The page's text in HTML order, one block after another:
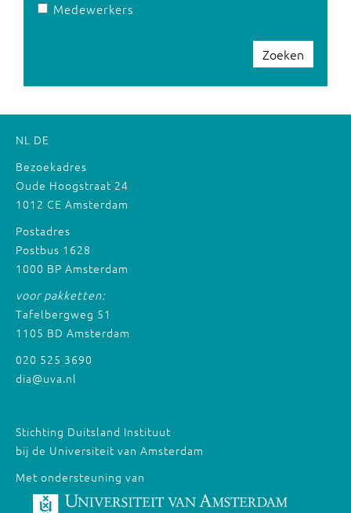
Medewerkers
Zoeken
NL DE
Bezoekadres
Oude Hoogstraat 24
1012 CE Amsterdam
Postadres
Postbus 1628
1000 BP Amsterdam
voor pakketten:
Tafelbergweg 51
1105 BD Amsterdam
020 525 3690
dia@uva.nl
Stichting Duitsland Instituut
bij de Universiteit van Amsterdam
Met ondersteuning van